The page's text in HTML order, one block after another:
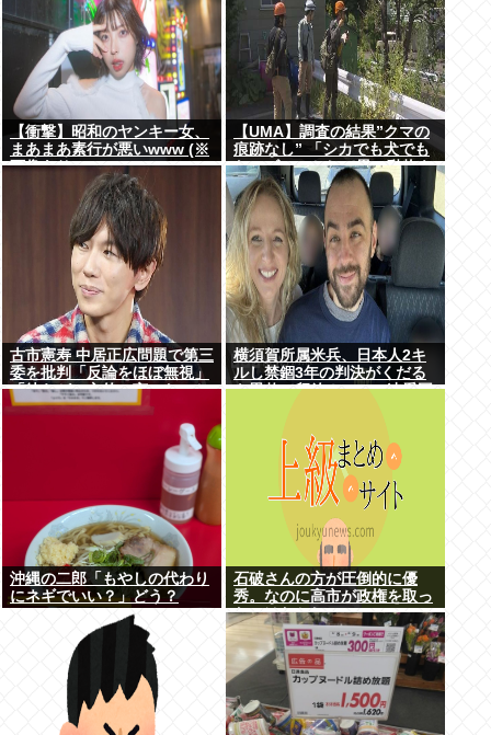
【衝撃】昭和のヤンキー女、
まあまあ素行が悪いwww (※
画像あり)
【UMA】調査の結果”クマの
痕跡なし” 「シカでも犬でも
ないゴロンとして黒い動物を
見た」 札幌市清田区
古市憲寿 中居正広問題で第三
委を批判「反論をほぼ無視」
「彼らが一方的に言ったこと
が世の中に定着してしまう」
横須賀所属米兵、日本人2キ
ルし禁錮3年の判決がくだる
も恩赦で釈放！ニュー速愛国
沖縄の二郎「もやしの代わり
にネギでいい？」どう？
石破さんの方が圧倒的に優
秀。なのに高市が政権を取っ
たのはおかしい